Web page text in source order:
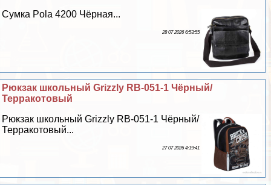
Сумка Pola 4200 Чёрная...
28 07 2026 6:53:55
Рюкзак школьный Grizzly RB-051-1 Чёрный/
Терpaкотовый
Рюкзак школьный Grizzly RB-051-1 Чёрный/
Терpaкотовый...
27 07 2026 4:19:41